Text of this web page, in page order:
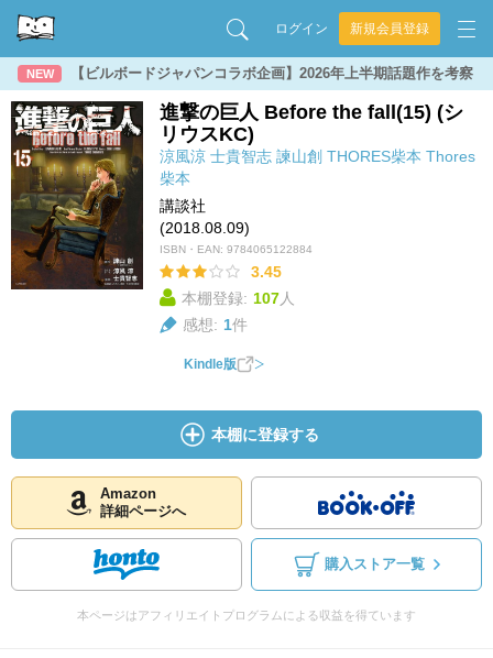
ログイン 新規会員登録
NEW 【ビルボードジャパンコラボ企画】2026年上半期話題作を考察
進撃の巨人 Before the fall(15) (シ
リウスKC)
涼風涼 士貴智志 諫山創 THORES柴本 Thores
柴本
講談社
(2018.08.09)
ISBN・EAN: 9784065122884
3.45
本棚登録: 107人
感想: 1件
Kindle版
本棚に登録する
Amazon
詳細ページへ
購入ストア一覧
本ページはアフィリエイトプログラムによる収益を得ています